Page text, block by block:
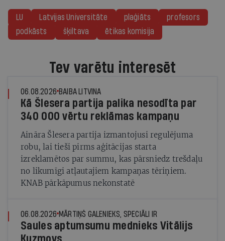
LU Latvijas Universitāte plaģiāts
profesors
podkāsts
šķiltava ētikas komisija
Tev varētu interesēt
06.08.2026 BAIBA LITVINA
Kā Šlesera partija palika nesodīta par
340 000 vērtu reklāmas kampaņu
Aināra Šlesera partija izmantojusi regulējuma
robu, lai tieši pirms aģitācijas starta
izreklamētos par summu, kas pārsniedz trešdaļu
no likumīgi atļautajiem kampaņas tēriņiem.
KNAB pārkāpumus nekonstatē
06.08.2026 MĀRTIŅŠ GALENIEKS, SPECIĀLI IR
Saules aptumsumu mednieks Vitālijs